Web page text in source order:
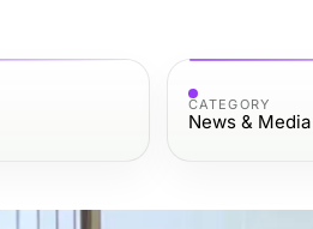
CATEGORY
News &